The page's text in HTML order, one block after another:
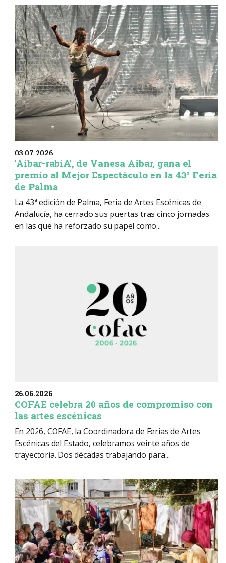
03.07.2026
'Aibar-rabiA', de Vanesa Aibar, gana el
premio al Mejor Espectáculo en la 43ª Feria
de Palma
La 43ª edición de Palma, Feria de Artes Escénicas de
Andalucía, ha cerrado sus puertas tras cinco jornadas
en las que ha reforzado su papel como...
26.06.2026
COFAE celebra 20 años de compromiso con
las artes escénicas
En 2026, COFAE, la Coordinadora de Ferias de Artes
Escénicas del Estado, celebramos veinte años de
trayectoria. Dos décadas trabajando para...